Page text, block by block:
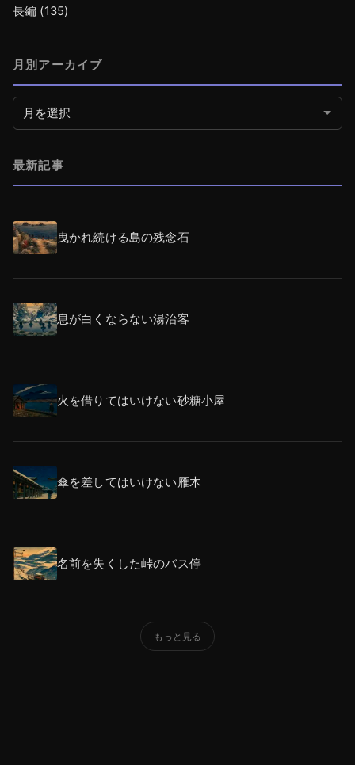
長編 (135)
月別アーカイブ
月別アーカイブ
最新記事
曳かれ続ける島の残念石
息が白くならない湯治客
火を借りてはいけない砂糖小屋
傘を差してはいけない雁木
名前を失くした峠のバス停
もっと見る